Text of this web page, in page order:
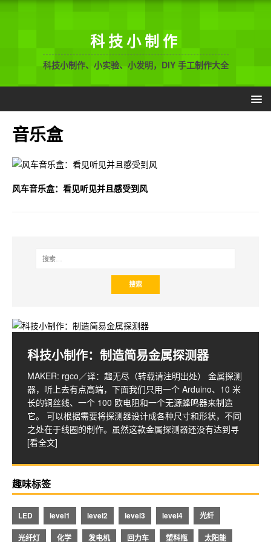
科技小制作
科技小制作、小实验、小发明，DIY 手工制作大全
音乐盒
风车音乐盒：看见听见并且感受到风
在书房造一栋渔村风格的高脚屋
老旧的栅栏，褪色的房顶、脏兮兮的水……仿佛让人置身
潮热和充满鱼腥味的环境，是一套很有味道的鱼缸造景。
这是越南玩家 Vũ Thạch Dương 的缸体造景，描绘了越南
河流地区的生活。这个造景很真实，微缩的景观相当细
致，比例精确，各种细节充满生活味。
科技小制作：制造简易金属探测器
MAKER: rgco／译：趣无尽（转载请注明出处） 金属探测
器，听上去有点高端，下面我们只用一个 Arduino、10 米
长的铜丝线、一个 100 欧电阻和一个无源蜂鸣器来制造
它。 可以根据需要将探测器设计成各种尺寸和形状，不同
之处在于线圈的制作。虽然这款金属探测器还没有达到寻
[看全文]
DIY 可爱的恐龙肥皂
MAKER:别致的羡慕 自己动手做几块可爱的恐龙肥皂！制
作过程非常的简单，只要注意一下细节就可以完成的很
好。 皂基、甘油是主要的材料。
趣味标签
LED level1 level2 level3 level4 光纤
光纤灯 化学 发电机 回力车 塑料瓶 太阳能